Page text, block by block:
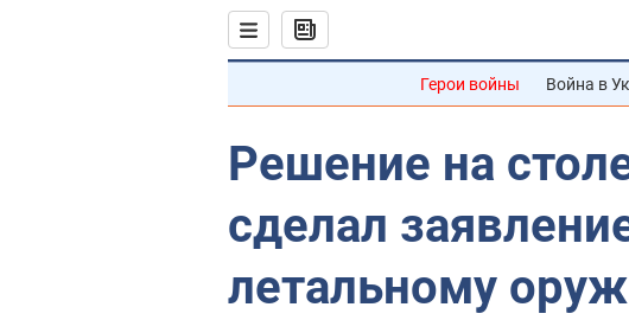
Герои войны Война в
Решение на
сделал
летальному